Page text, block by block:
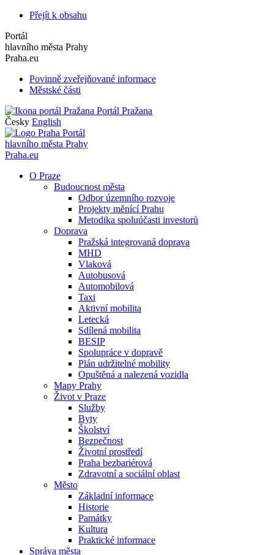
Přejít k obsahu
Portál
hlavního města Prahy
Praha.eu
Povinně zveřejňované informace
Městské části
Portál Pražana
Česky English
Portál
hlavního města Prahy
Praha.eu
O Praze
Budoucnost města
Odbor územního rozvoje
Projekty měnící Prahu
Metodika spoluúčasti investorů
Doprava
Pražská integrovaná doprava
MHD
Vlaková
Autobusová
Automobilová
Taxi
Aktivní mobilita
Letecká
Sdílená mobilita
BESIP
Spolupráce v dopravě
Plán udržitelné mobility
Opuštěná a nalezená vozidla
Mapy Prahy
Život v Praze
Služby
Byty
Školství
Bezpečnost
Životní prostředí
Praha bezbariérová
Zdravotní a sociální oblast
Město
Základní informace
Historie
Památky
Kultura
Praktické informace
Správa města